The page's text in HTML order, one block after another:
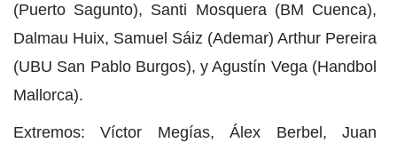
(Puerto Sagunto), Santi Mosquera (BM Cuenca),
Dalmau Huix, Samuel Sáiz (Ademar) Arthur Pereira
(UBU San Pablo Burgos), y Agustín Vega (Handbol
Mallorca).
Extremos: Víctor Megías, Álex Berbel, Juan